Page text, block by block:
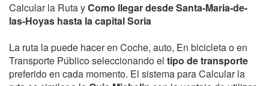
Calcular la Ruta yComo llegar desde Santa-Maria-de-
las-Hoyas hasta la capital Soria
La ruta la puede hacer en Coche, auto, En bicicleta o en
Transporte Público seleccionando el tipo de transporte
preferido en cada momento. El sistema para Calcular la